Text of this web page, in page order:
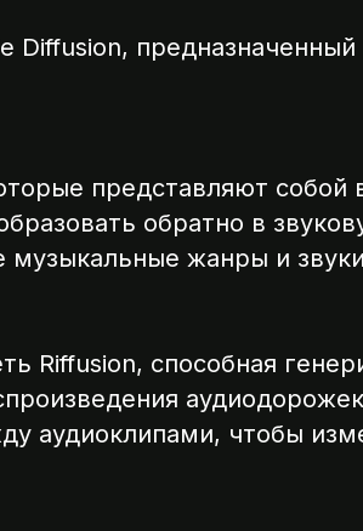
Diffusion,
представляют собой
обратно в
музыкальные жанры и
Riffusion, способная
аудиоклипами, чтобы